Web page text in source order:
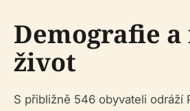
Demografie
život
S přibližně 546 obyvateli odráží